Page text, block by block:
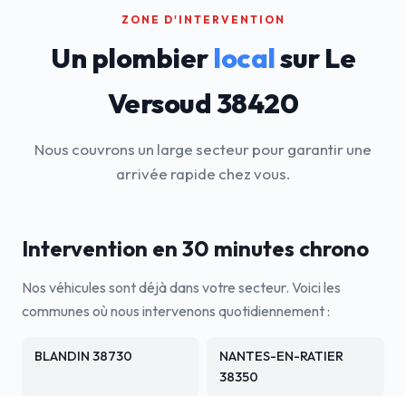
ZONE D'INTERVENTION
Un plombierlocalsur Le
Versoud 38420
Nous couvrons un large secteur pour garantir une
arrivée rapide chez vous.
Intervention en 30 minutes chrono
Nos véhicules sont déjà dans votre secteur. Voici les
communes où nous intervenons quotidiennement :
BLANDIN 38730
NANTES-EN-RATIER
38350